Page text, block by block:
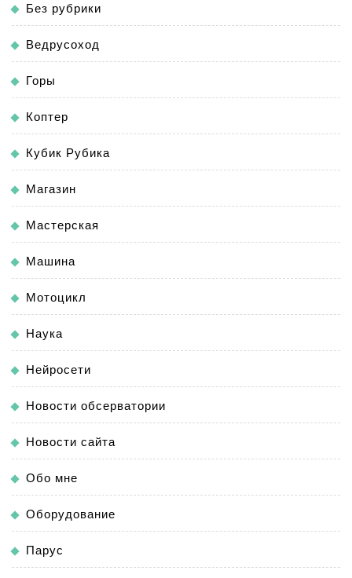
Без рубрики
Ведрусоход
Горы
Коптер
Кубик Рубика
Магазин
Мастерская
Машина
Мотоцикл
Наука
Нейросети
Новости обсерватории
Новости сайта
Обо мне
Оборудование
Парус